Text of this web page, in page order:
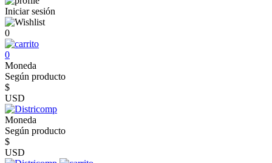
Iniciar sesión
0
0
Moneda
Según producto
$
USD
Moneda
Según producto
$
USD